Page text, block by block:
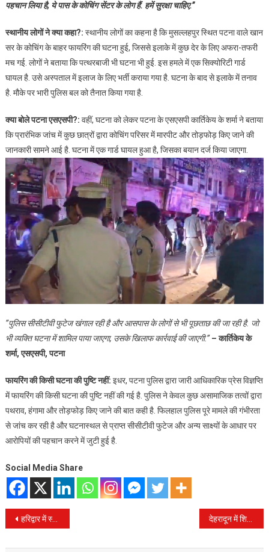
पहचान लिया है, ये पास के कोचिंग सेंटर के लोग हैं. हमें सुरक्षा चाहिए.”
स्थानीय लोगों ने क्या कहा?: स्थानीय लोगों का कहना है कि मुसल्लहपुर स्थित पटना वाले खान
सर के कोचिंग के बाहर फायरिंग की घटना हुई, जिससे इलाके में कुछ देर के लिए अफरा-तफरी
मच गई. लोगों ने बताया कि पत्थरबाजी भी घटना भी हुई. इस हमले में एक सिक्योरिटी गार्ड
घायल है. उसे अस्पताल में इलाज के लिए भर्ती कराया गया है. घटना के बाद से इलाके में तनाव
है. मौके पर भारी पुलिस बल को तैनात किया गया है.
क्या बोले पटना एसएसपी?: वहीं, घटना को लेकर पटना के एसएसपी कार्तिकेय के शर्मा ने बताया
कि प्रारंभिक जांच में कुछ छात्रों द्वारा कोचिंग परिसर में मारपीट और तोड़फोड़ किए जाने की
जानकारी सामने आई है. घटना में एक गार्ड घायल हुआ है, जिसका बयान दर्ज किया जाएगा.
”पुलिस सीसीटीवी फुटेज खंगाल रही है और आसपास के लोगों से भी पूछताछ की जा रही है. जो
भी व्यक्ति घटना में शामिल पाया जाएगा, उसके खिलाफ कार्रवाई की जाएगी.” – कार्तिकेय के
शर्मा, एसएसपी, पटना
फायरिंग की किसी घटना की पुष्टि नहीं: इधर, पटना पुलिस द्वारा जारी आधिकारिक प्रेस विज्ञप्ति
में फायरिंग की किसी घटना की पुष्टि नहीं की गई है. पुलिस ने केवल कुछ असामाजिक तत्वों द्वारा
पथराव, हंगामा और तोड़फोड़ किए जाने की बात कही है. फिलहाल पुलिस पूरे मामले की गंभीरता
से जांच कर रही है और घटनास्थल से प्राप्त सीसीटीवी फुटेज और अन्य साक्ष्यों के आधार पर
आरोपियों की पहचान करने में जुटी हुई है.
Social Media Share
Post
navigation
हरिद्वार में स्वास्थ्य विभाग का बड़ा एक्शन, 3 अस्पताल सील, कई के खिलाफ कार्रवाई की तैयारी देहरादून में शिक्षा की आड़ में ‘धर्मांतरण’ का आरोप! बाल आयोग की छापेमारी में मिले संदिग्ध दस्तावेज